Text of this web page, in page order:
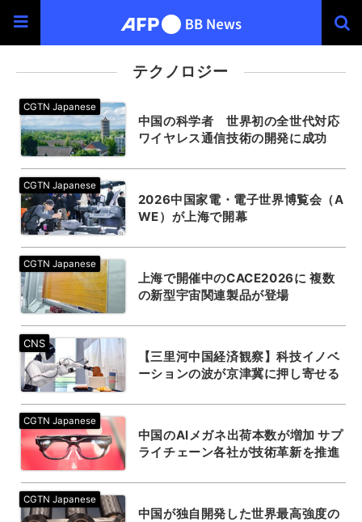
テクノロジー
中国の科学者 世界初の全世代対応
ワイヤレス通信技術の開発に成功
2026中国家電・電子世界博覧会（A
WE）が上海で開幕
上海で開催中のCACE2026に 複数
の新型宇宙関連製品が登場
【三里河中国経済観察】科技イノベ
ーションの波が京津冀に押し寄せる
中国のAIメガネ出荷本数が増加 サプ
ライチェーン各社が技術革新を推進
中国が独自開発した世界最高強度の